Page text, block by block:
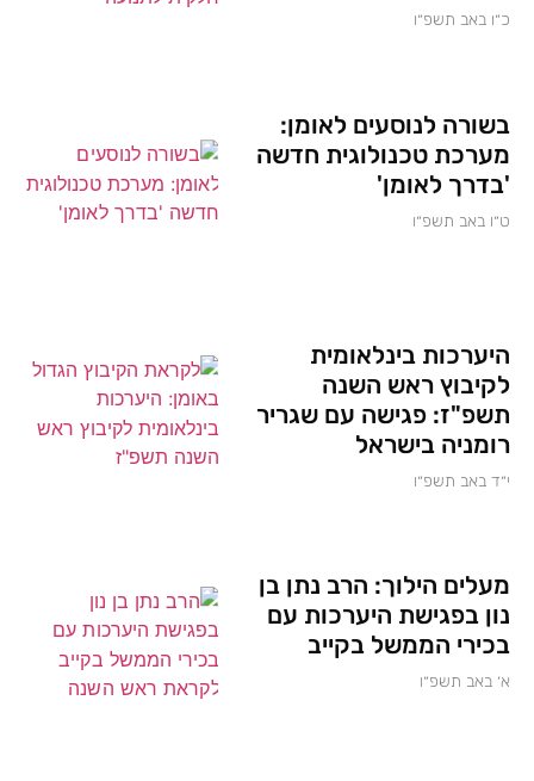
כ״ו באב תשפ״ו
בשורה לנוסעים לאומן:
מערכת טכנולוגית חדשה
'בדרך לאומן'
ט״ו באב תשפ״ו
היערכות בינלאומית
לקיבוץ ראש השנה
תשפ"ז: פגישה עם שגריר
רומניה בישראל
י״ד באב תשפ״ו
מעלים הילוך: הרב נתן בן
נון בפגישת היערכות עם
בכירי הממשל בקייב
א׳ באב תשפ״ו